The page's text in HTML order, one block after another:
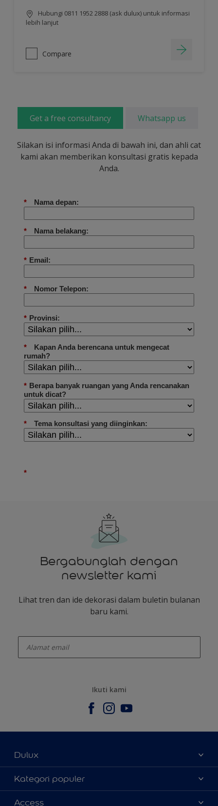
Hubungi 0811 1952 2888 (ask dulux) untuk informasi
lebih lanjut
Compare
Get a free consultancy Whatsapp us
Silakan isi informasi Anda di bawah ini, dan ahli cat
kami akan memberikan konsultasi gratis kepada
Anda.
Bergabunglah dengan
newsletter kami
Lihat tren dan ide dekorasi dalam buletin bulanan
baru kami.
Ikuti kami
Dulux
Tentang Kami
Contact us
Kategori populer
Warna
Access